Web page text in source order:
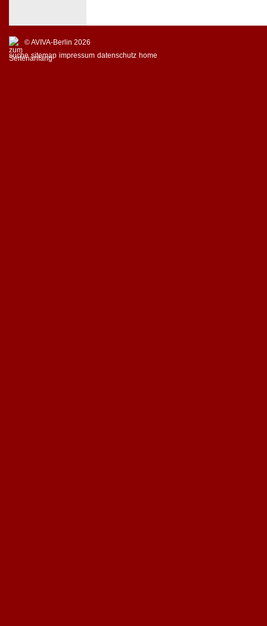
© AVIVA-Berlin 2026
suche sitemap impressum datenschutz home